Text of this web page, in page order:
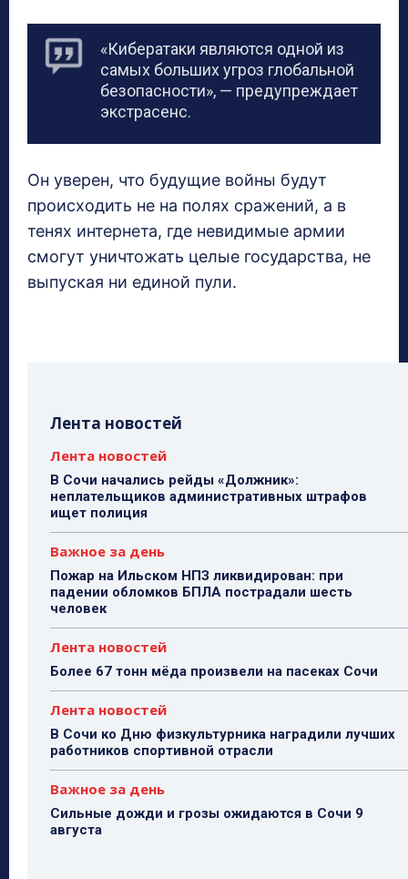
«Кибератаки являются одной из
самых больших угроз глобальной
безопасности», — предупреждает
экстрасенс.
Он уверен, что будущие войны будут
происходить не на полях сражений, а в
тенях интернета, где невидимые армии
смогут уничтожать целые государства, не
выпуская ни единой пули.
Лента новостей
Лента новостей
В Сочи начались рейды «Должник»:
неплательщиков административных штрафов
ищет полиция
Важное за день
Пожар на Ильском НПЗ ликвидирован: при
падении обломков БПЛА пострадали шесть
человек
Лента новостей
Более 67 тонн мёда произвели на пасеках Сочи
Лента новостей
В Сочи ко Дню физкультурника наградили лучших
работников спортивной отрасли
Важное за день
Сильные дожди и грозы ожидаются в Сочи 9
августа